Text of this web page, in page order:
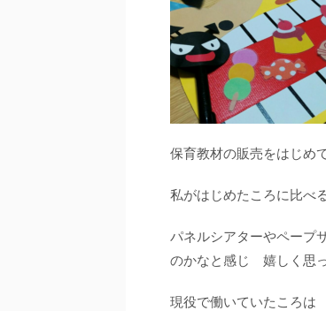
保育教材の販売をはじめ
私がはじめたころに比べ
パネルシアターやペー
のかなと感じ 嬉しく思っ
現役で働いていたころは